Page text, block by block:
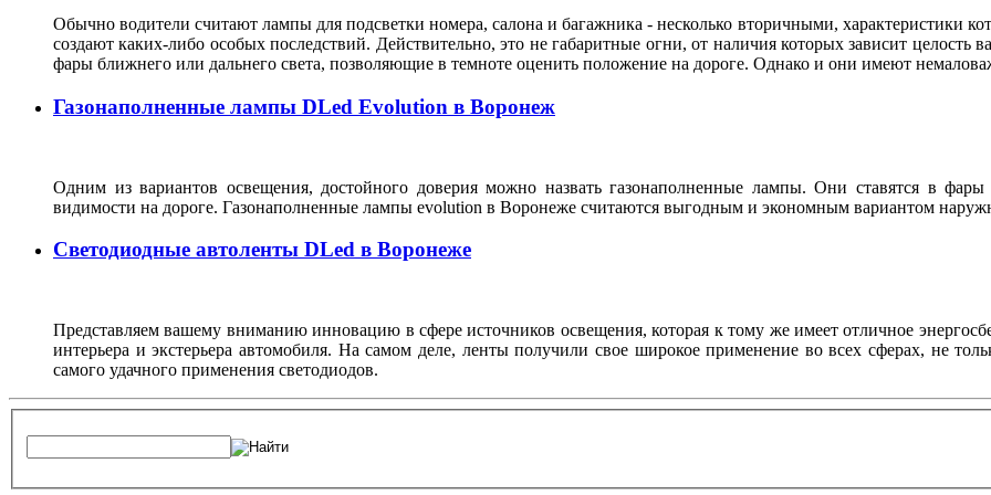
Обычно водители считают лампы для подсветки номера, салона и багажника - несколько вторичными, характеристики
создают каких-либо особых последствий. Действительно, это не габаритные огни, от наличия которых зависит целость
фары ближнего или дальнего света, позволяющие в темноте оценить положение на дороге. Однако и они имеют
Газонаполненные лампы DLed Evolution в Воронеж
Одним из вариантов освещения, достойного доверия можно назвать газонаполненные лампы. Они ставятся в
видимости на дороге. Газонаполненные лампы evolution в Воронеже считаются выгодным и экономным вариантом
Светодиодные автоленты DLed в Воронеже
Представляем вашему вниманию инновацию в сфере источников освещения, которая к тому же имеет отличное
интерьера и экстерьера автомобиля. На самом деле, ленты получили свое широкое применение во всех сферах, не
самого удачного применения светодиодов.